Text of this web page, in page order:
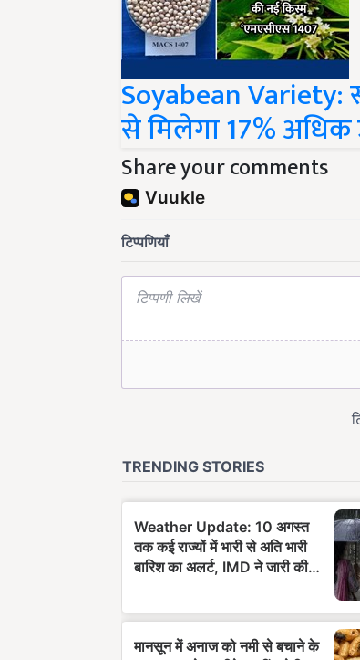
Soyabean Variety:
से मिलेगा 17% अधिक
Share your comments